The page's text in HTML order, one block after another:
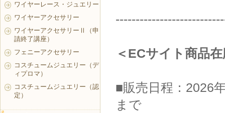
＜ECサイト商品
■販売日程：2026
まで
ワイヤーレース・ジュエリー
ワイヤーアクセサリー
ワイヤーアクセサリーⅡ（申
請終了講座）
フェニーアクセサリー
コスチュームジュエリー（デ
ィプロマ）
コスチュームジュエリー（認
定）